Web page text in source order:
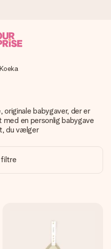
sender den lynhurtigt – så
anmeldelser)
giver os 4,7 på Google
går lige i hendes hjerte.
en masse kærlighed i
babygaver, der er
en personlig babygave
du vælger